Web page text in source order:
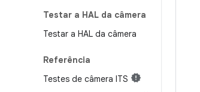
Testar a HAL da câmera
Testar a HAL da câmera
Referência
Testes de câmera ITS